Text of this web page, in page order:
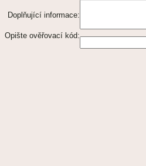
Doplňující informace:
Opište ověřovací kód: